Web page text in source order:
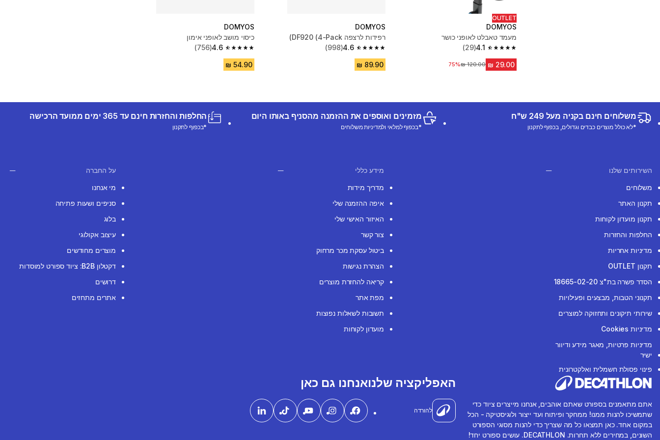
OUTLET
DOMYOS
מעמד טאבלט לאופני כושר
4.1
4.1 out of 5 stars from 29 reviews
(29)
מחיר לפני הנחה‏120.00 ₪
75%
DOMYOS
רפידות לרצפה DF920 (4-Pack)
4.6
4.6 out of 5 stars from 998 reviews
(998)
DOMYOS
כיסוי מושב לאופני אימון
4.6
4.6 out of 5 stars from 756 reviews
(756)
משלוחים חינם בקניה מעל 249 ש"ח
*לא כולל מוצרים כבדים וגדולים, בכפוף לתקנון
מזמינים ואוספים את ההזמנה מהסניף באותו היום
*בכפוף למלאי ולמדיניות משלוחים
החלפות והחזרות חינם עד 365 ימים ממועד הרכישה
*בכפוף לתקנון
השירותים שלנו
משלוחים
תקנון האתר
תקנון מועדון לקוחות
החלפות והחזרות
מדיניות אחריות
תקנון OUTLET
הסדר פשרה בת"צ 18665-02-20
תקנוני הטבות, מבצעים ופעילויות
שירותי תיקונים ותחזוקה למוצרים
מדיניות Cookies
מדיניות פרטיות, מאגר מידע ודיוור
ישיר
פינוי פסולת חשמלית ואלקטרונית
מידע כללי
מדריך מידות
איפה ההזמנה שלי
האיזור האישי שלי
צור קשר
ביטול עסקת מכר מרחוק
הצהרת נגישות
קריאה להחזרת מוצרים
מפת אתר
תשובות לשאלות נפוצות
מועדון לקוחות
על החברה
מי אנחנו
סניפים ושעות פתיחה
בלוג
עיצוב אקולוגי
מוצרים מחודשים
דקטלון B2B: ציוד ספורט למוסדות
דרושים
אתרים מתחזים
אתם מתאמנים בספורט שאתם אוהבים, אנחנו מייצרים ציוד כדי
שתמשיכו להנות ממנו! ממחקר ופיתוח ועד ייצור ולוגיסטיקה - הכל
במקום אחד. כאן תמצאו כל מה שצריך כדי להנות מסוגי הספורט
השונים, במחירים ללא תחרות. DECATHLON. עושים ספורט יחד!
האפליקציה שלנו
להורדה
אנחנו גם כאן